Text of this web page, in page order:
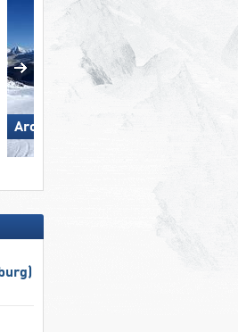
Arosa Lenzerheide